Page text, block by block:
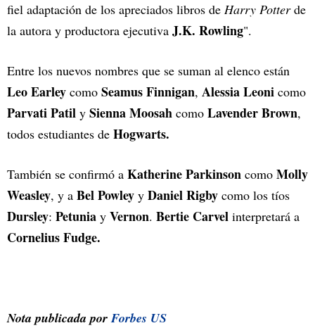
fiel adaptación de los apreciados libros de Harry Potterde
la autora y productora ejecutiva J.K. Rowling".
Entre los nuevos nombres que se suman al elenco están
Leo Earley como Seamus Finnigan, Alessia Leoni como
Parvati Patil y Sienna Moosah como Lavender Brown,
todos estudiantes de Hogwarts.
También se confirmó a Katherine Parkinson como Molly
Weasley, y a Bel Powley y Daniel Rigby como los tíos
Dursley: Petunia y Vernon. Bertie Carvel interpretará a
Cornelius Fudge.
Nota publicada porForbes US